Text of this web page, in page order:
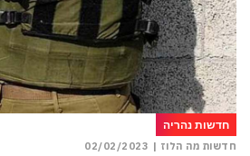
חדשות נהריה
חדשות מה הלוז | 02/02/2023